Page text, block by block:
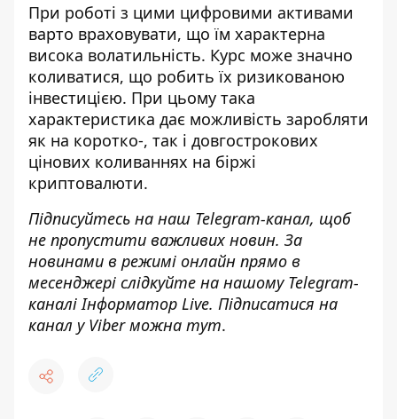
При роботі з цими цифровими активами
варто враховувати, що їм характерна
висока волатильність. Курс може значно
коливатися, що робить їх ризикованою
інвестицією. При цьому така
характеристика дає можливість заробляти
як на коротко-, так і довгострокових
цінових коливаннях на біржі
криптовалюти.
Підписуйтесь на наш Telegram-канал, щоб
не пропустити важливих новин. За
новинами в режимі онлайн прямо в
месенджері слідкуйте на нашому Telegram-
каналі Інформатор Live. Підписатися на
канал у Viber можна тут.